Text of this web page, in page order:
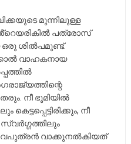
മുന്നിലുള്ള
പത്രോസ്
ശില്‍പമുണ്ട്.
വാഹകനായ
നീ ഭൂമിയില്‍
നീ
ദൈവപുത്രന്‍ വാക്കുനല്‍കിയത്